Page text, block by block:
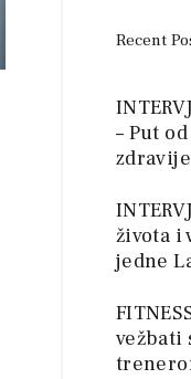
Recent
– Put
života i
jedne
vežbati